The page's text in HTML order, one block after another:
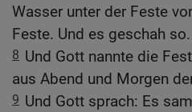
Wasser unter der Feste
Feste. Und es geschah so.
8 Und Gott nannte die
aus Abend und Morgen
9 Und Gott sprach: Es